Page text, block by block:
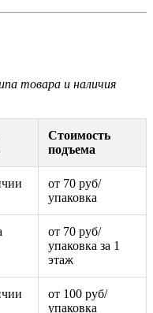
товара и наличия
Стоимость
подъема
от 70 руб/
упаковка
от 70 руб/
упаковка за 1
этаж
от 100 руб/
упаковка